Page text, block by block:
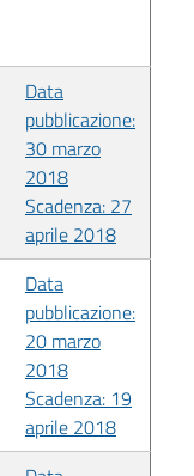
Data
pubblicazione:
30 marzo
2018
Scadenza: 27
aprile 2018
Data
pubblicazione:
20 marzo
2018
Scadenza: 19
aprile 2018